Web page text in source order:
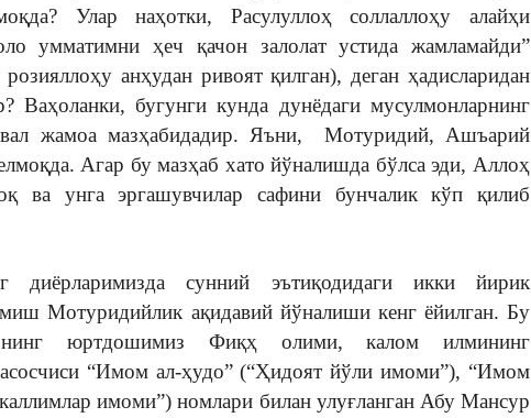
Улар наҳотки, Расулуллоҳ соллаллоҳу алайҳи
умматимни ҳеч қачон залолат устида жамламайди”
анҳудан ривоят қилган), деган ҳадисларидан
Ваҳоланки, бугунги кунда дунёдаги мусулмонларнинг
жамоа мазҳабидадир. Яъни, Мотуридий, Ашъарий
Агар бу мазҳаб хато йўналишда бўлса эди, Аллоҳ
ва унга эргашувчилар сафини бунчалик кўп қилиб
сунний эътиқодидаги икки йирик
Мотуридийлик ақидавий йўналиши кенг ёйилган. Бу
юртдошимиз Фиқҳ олими, калом илмининг
“Имом ал-ҳудо” (“Ҳидоят йўли имоми”), “Имом
имоми”) номлари билан улуғланган Абу Мансур